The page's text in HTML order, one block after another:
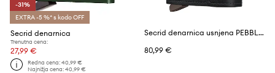
-31%
EXTRA -5 %* s kodo OFF
Secrid denarnica
Trenutna cena:
27,99 €
Redna cena:40,99 €
Najnižja cena:40,99 €
Secrid denarnica usnjena PEBBLE
80,99 €